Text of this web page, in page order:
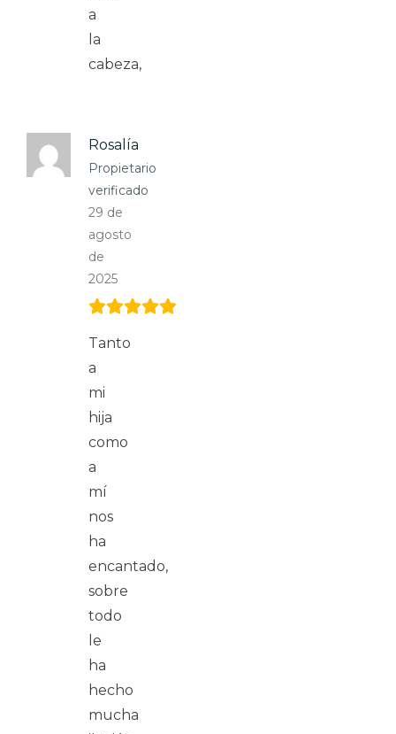
a
la
cabeza,
Rosalía
Propietario
verificado
29 de
agosto
de
2025
Tanto
a
mi
hija
como
a
mí
nos
ha
encantado,
sobre
todo
le
ha
hecho
mucha